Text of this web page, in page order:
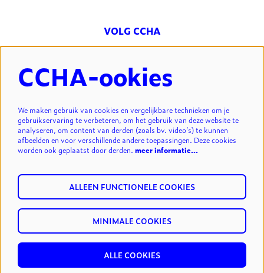
VOLG CCHA
INSCHRIJVEN
© cultuurcentrum Hasselt vzw.privacy & disclaimer
reset
cookies
CCHA-ookies
We maken gebruik van cookies en vergelijkbare technieken om je
gebruikservaring te verbeteren, om het gebruik van deze website te
analyseren, om content van derden (zoals bv. video’s) te kunnen
afbeelden en voor verschillende andere toepassingen. Deze cookies
worden ook geplaatst door derden. meer informatie…
ALLEEN FUNCTIONELE COOKIES
MINIMALE COOKIES
ALLE COOKIES